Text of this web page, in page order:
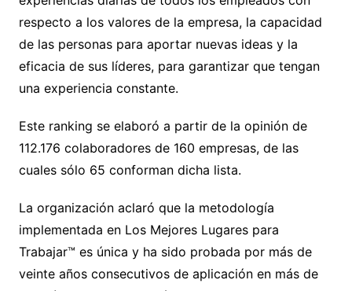
respecto a los valores de la empresa, la capacidad
de las personas para aportar nuevas ideas y la
eficacia de sus líderes, para garantizar que tengan
una experiencia constante.
Este ranking se elaboró a partir de la opinión de
112.176 colaboradores de 160 empresas, de las
cuales sólo 65 conforman dicha lista.
La organización aclaró que la metodología
implementada en Los Mejores Lugares para
Trabajar™ es única y ha sido probada por más de
veinte años consecutivos de aplicación en más de